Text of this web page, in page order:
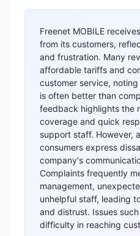
Freenet MOBILE
from its customers,
and frustration. Many
affordable tariffs and
customer service,
is often better than
feedback highlights the
coverage and quick
support staff. However,
consumers express
company's
Complaints frequently
management,
unhelpful staff, leading
and distrust. Issues
difficulty in reaching